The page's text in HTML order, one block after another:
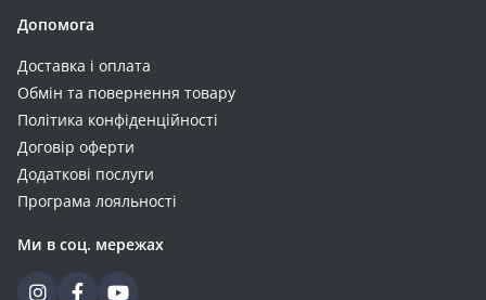
Допомога
Доставка і оплата
Обмін та повернення товару
Політика конфіденційності
Договір оферти
Додаткові послуги
Програма лояльності
Ми в соц. мережах